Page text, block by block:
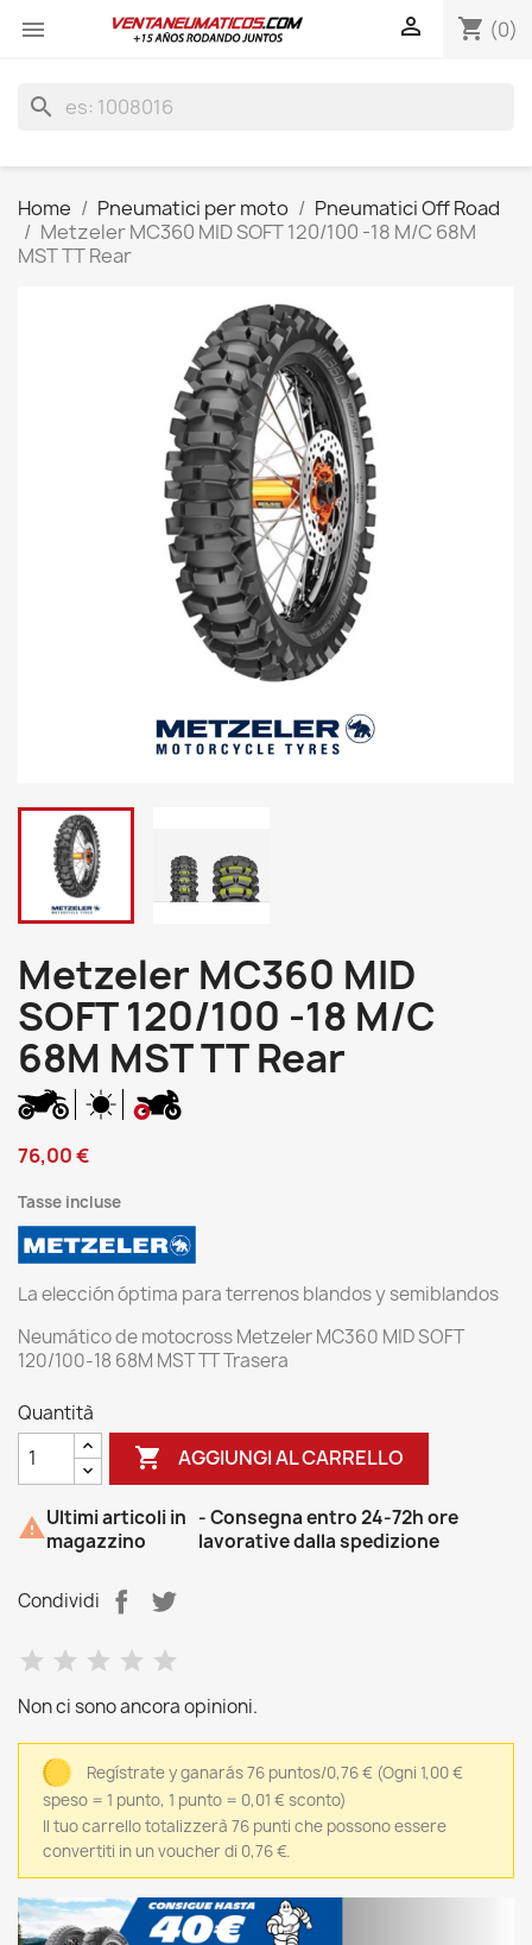
 shopping_cart (0)

search
Home Pneumatici per moto
Pneumatici Off Road
Metzeler MC360 MID SOFT 120/100 -18 M/C 68M
MST TT Rear
Metzeler MC360 MID
SOFT 120/100 -18 M/C
68M MST TT Rear
76,00 €
Tasse incluse
La elección óptima para terrenos blandos y semiblandos
Neumático de motocross Metzeler MC360 MID SOFT
120/100-18 68M MST TT Trasera
Quantità
 AGGIUNGI AL CARRELLO
Ultimi articoli in
magazzino
- Consegna entro 24-72h ore
lavorative dalla spedizione
Condividi
Non ci sono ancora opinioni.
Regístrate y ganarás 76 puntos/0,76 € (Ogni 1,00 €
speso = 1 punto, 1 punto = 0,01 € sconto)
Il tuo carrello totalizzerà 76 punti che possono essere
convertiti in un voucher di 0,76 €.